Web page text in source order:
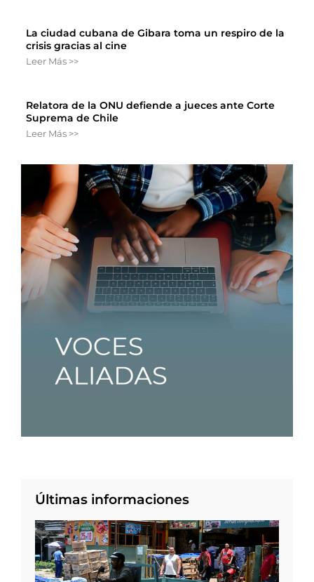
La ciudad cubana de Gibara toma un respiro de la
crisis gracias al cine
Leer Más >>
Relatora de la ONU defiende a jueces ante Corte
Suprema de Chile
Leer Más >>
Últimas informaciones